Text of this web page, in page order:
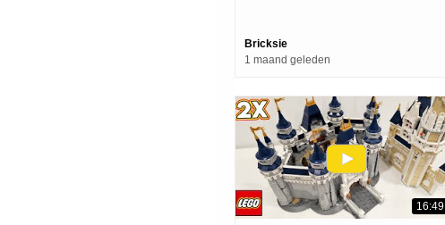
Bricksie
1 maand geleden
16:49